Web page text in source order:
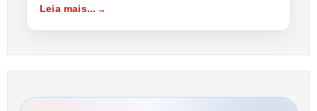
Leia mais...